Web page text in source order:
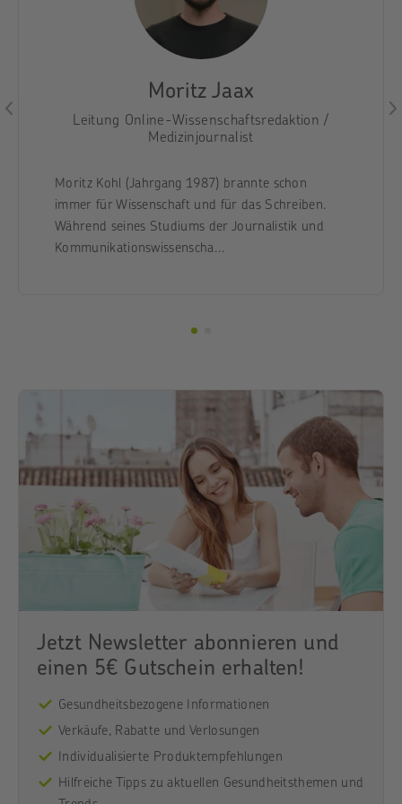
Moritz Jaax
Leitung Online-Wissenschaftsredaktion /
Medizinjournalist
Moritz Kohl (Jahrgang 1987) brannte schon
immer für Wissenschaft und für das Schreiben.
Während seines Studiums der Journalistik und
Kommunikationswissenscha...
Jetzt Newsletter abonnieren und
einen 5€ Gutschein erhalten!
Gesundheitsbezogene Informationen
Verkäufe, Rabatte und Verlosungen
Individualisierte Produktempfehlungen
Hilfreiche Tipps zu aktuellen Gesundheitsthemen und